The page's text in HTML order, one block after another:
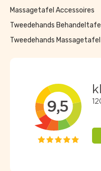
Massagetafel Accessoires
Tweedehands Behandeltafel
Tweedehands Massagetafel